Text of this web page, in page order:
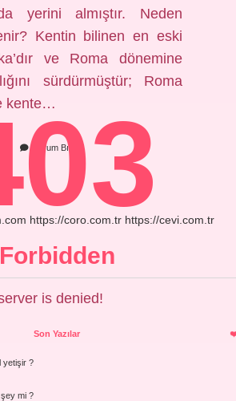
yerini almıştır. Neden
Kentin bilinen en eski
ve Roma dönemine
sürdürmüştür; Roma
kente…
Yorum Bırak
https://coro.com.tr https://cevi.com.tr
Son Yazılar
yetişir ?
mi ?
Forbidden
is denied!